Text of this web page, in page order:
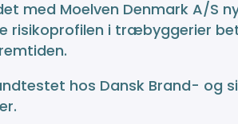
med Moelven Denmark A/S
risikoprofilen i træbyggerier
hos Dansk Brand- og